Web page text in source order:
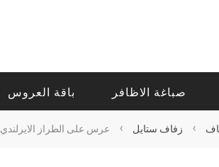
صباغة الاظافر باقة العروس
› زفاف ستايل › عرس على الطراز الايرلندي